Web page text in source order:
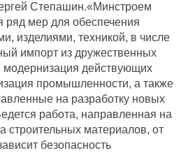
Степашин.«Минстроем
ряд мер для обеспечения
изделиями, техникой, в числе
импорт из дружественных
модернизация действующих
промышленности, а также
на разработку новых
работа, направленная на
строительных материалов, от
безопасность